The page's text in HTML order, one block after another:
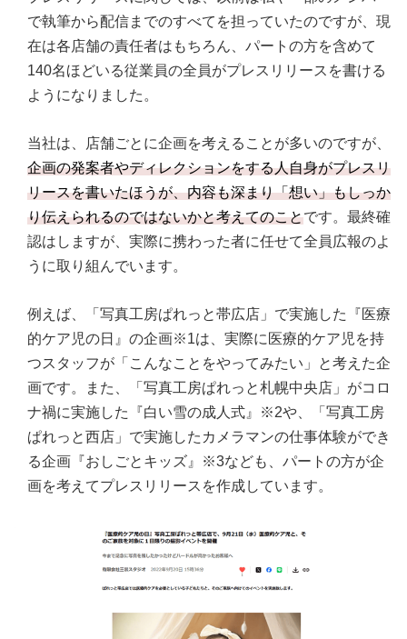
で執筆から配信までのすべてを担っていたのですが、現
在は各店舗の責任者はもちろん、パートの方を含めて
140名ほどいる従業員の全員がプレスリリースを書ける
ようになりました。
当社は、店舗ごとに企画を考えることが多いのですが、
企画の発案者やディレクションをする人自身がプレスリ
リースを書いたほうが、内容も深まり「想い」もしっか
り伝えられるのではないかと考えてのことです。最終確
認はしますが、実際に携わった者に任せて全員広報のよ
うに取り組んでいます。
例えば、「写真工房ぱれっと帯広店」で実施した『医療
的ケア児の日』の企画※1は、実際に医療的ケア児を持
つスタッフが「こんなことをやってみたい」と考えた企
画です。また、「写真工房ぱれっと札幌中央店」がコロ
ナ禍に実施した『白い雪の成人式』※2や、「写真工房
ぱれっと西店」で実施したカメラマンの仕事体験ができ
る企画『おしごとキッズ』※3なども、パートの方が企
画を考えてプレスリリースを作成しています。